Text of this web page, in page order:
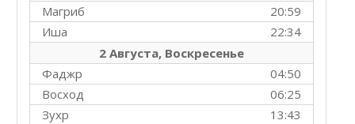
20:59
Магриб
22:34
Иша
2 Августа, Воскресенье
04:50
Фаджр
06:25
Восход
13:43
Зухр